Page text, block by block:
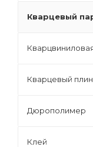
Кварцевый
Кварцевый
Дюрополимер
Клей